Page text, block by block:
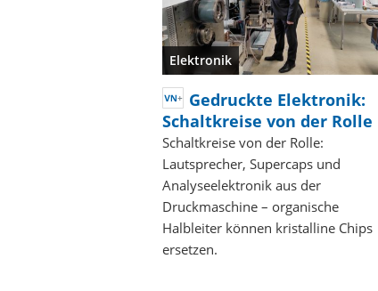
Elektronik
Gedruckte Elektronik:
Schaltkreise von der Rolle
Schaltkreise von der Rolle:
Lautsprecher, Supercaps und
Analyseelektronik aus der
Druckmaschine – organische
Halbleiter können kristalline Chips
ersetzen.